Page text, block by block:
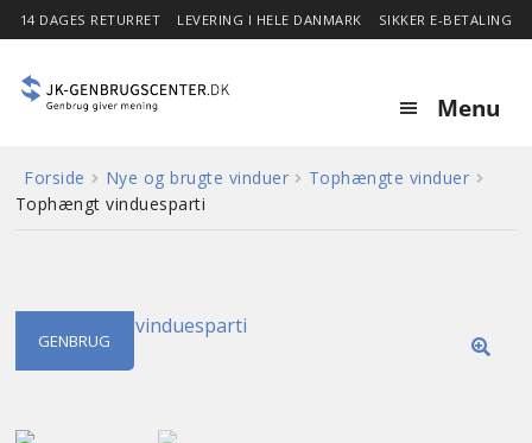
14 DAGES RETURRET LEVERING I HELE DANMARK SIKKER E-BETALING
Menu
Forside
Stor besparelse
Forside Nye og brugte vinduer
Tophængte vinduer
Tophængt vinduesparti
GENBRUG